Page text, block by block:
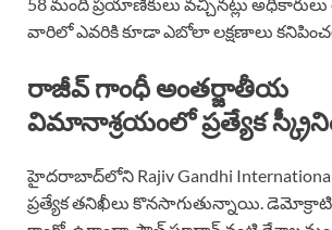
వారిలో ఎవరికి కూడా ఎబోలా లక్షణాలు
రాజీవ్ గాంధీ అంతర్జాతీయ
విమానాశ్రయంలో ప్రత్యేక
హైదరాబాద్‌లోని Rajiv Gandhi International
ప్రత్యేక తనిఖీలు కొనసాగుతున్నాయి.